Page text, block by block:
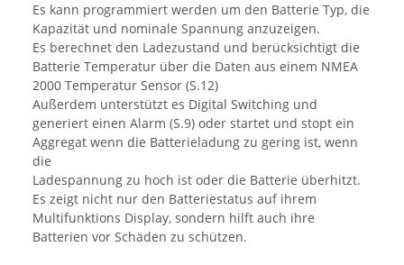
Es kann programmiert werden um den Batterie Typ, die
Kapazität und nominale Spannung anzuzeigen.
Es berechnet den Ladezustand und berücksichtigt die
Batterie Temperatur über die Daten aus einem NMEA
2000 Temperatur Sensor (S.12)
Außerdem unterstützt es Digital Switching und
generiert einen Alarm (S.9) oder startet und stopt ein
Aggregat wenn die Batterieladung zu gering ist, wenn
die
Ladespannung zu hoch ist oder die Batterie überhitzt.
Es zeigt nicht nur den Batteriestatus auf ihrem
Multifunktions Display, sondern hilft auch ihre
Batterien vor Schäden zu schützen.